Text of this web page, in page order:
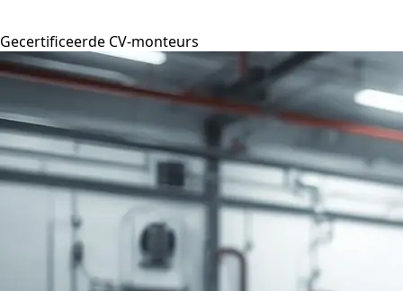
Gecertificeerde CV-monteurs